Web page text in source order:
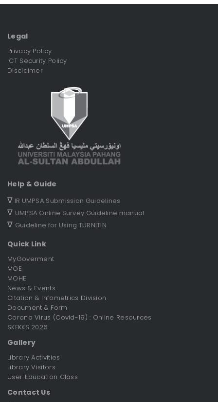
Legal
Privacy Policy
ICT Security Policy
Disclaimer
Help & Guide
∇ IR UMPSA Submission Guidelines
∇ UMPSA Online Survey Guideline manual
∇ Guideline for Using TURNITIN
Quick Link
MyGoverment
MOE
MOHE
News & Events
Citation & Infometrics Division
Document & Form
Corona Virus (Covid-19) : Online Resources
SKFKKS 2026
Gallery
Library Activities
Library Visitors
User Education Class
Contact Us